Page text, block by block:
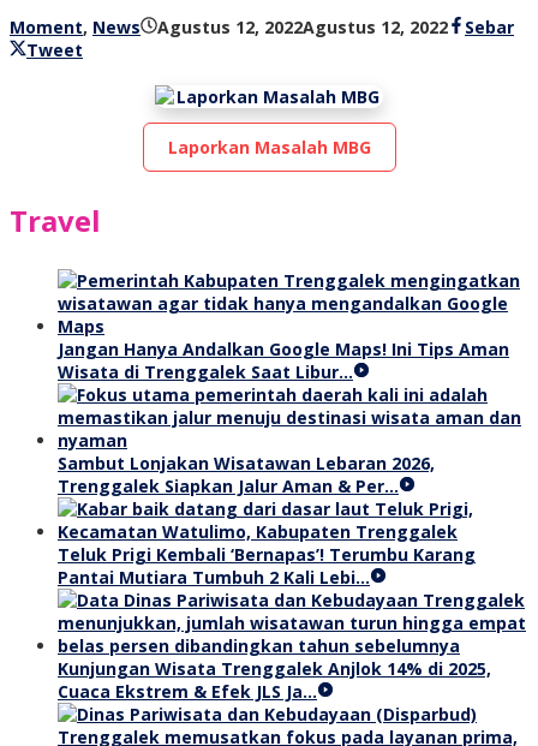
Moment, News Agustus 12, 2022Agustus 12, 2022olehSebar
Tweet
Laporkan Masalah MBG
Travel
Jangan Hanya Andalkan Google Maps! Ini Tips Aman
Wisata di Trenggalek Saat Libur…
Sambut Lonjakan Wisatawan Lebaran 2026,
Trenggalek Siapkan Jalur Aman & Per…
Teluk Prigi Kembali ‘Bernapas’! Terumbu Karang
Pantai Mutiara Tumbuh 2 Kali Lebi…
Kunjungan Wisata Trenggalek Anjlok 14% di 2025,
Cuaca Ekstrem & Efek JLS Ja…